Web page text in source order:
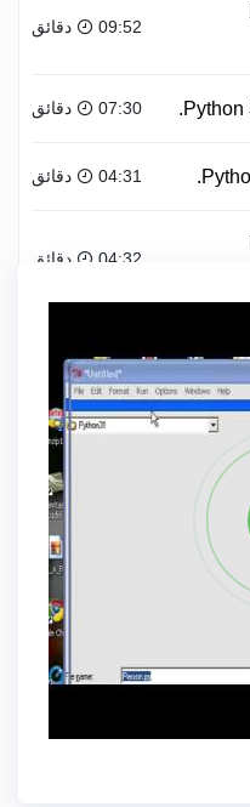
09:52 دقائق
07:30 دقائق
04:31 دقائق
04:32 دقائق